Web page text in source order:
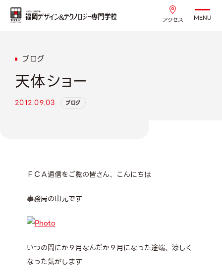
アクセス MENU
ブログ
天体ショー
2012.09.03 ブログ
ＦＣＡ通信をご覧の皆さん、こんにちは
事務局の山元です
いつの間にか９月なんだか９月になった途端、涼しく
なった気がします